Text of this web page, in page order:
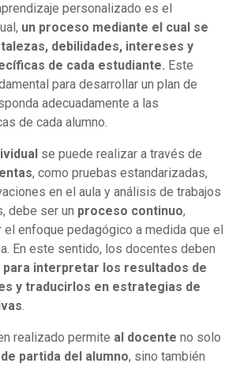
personalizado es el
un proceso mediante el cual se
debilidades, intereses y
de cada estudiante. Este
para desarrollar un plan de
adecuadamente a las
de cada alumno.
se puede realizar a través de
, como pruebas estandarizadas,
en el aula y análisis de trabajos
debe ser un proceso continuo,
enfoque pedagógico a medida que el
En este sentido, los docentes deben
para interpretar los resultados de
y traducirlos en estrategias de
.
realizado permite al docente no solo
partida del alumno, sino también